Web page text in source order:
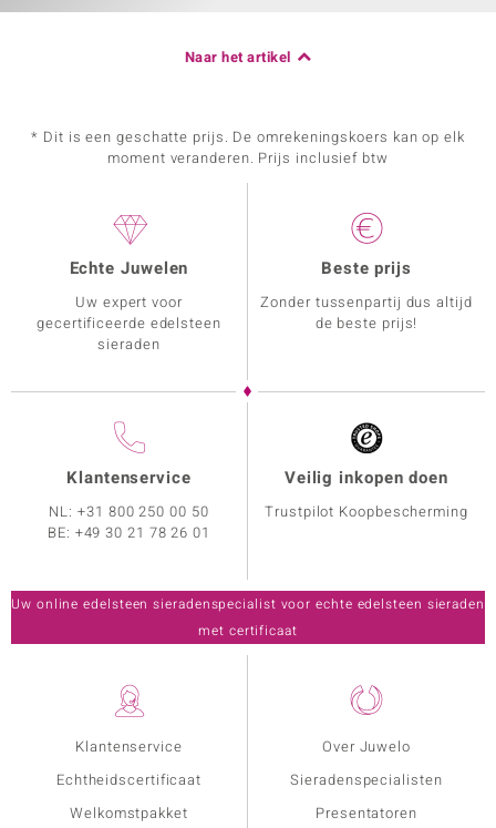
Naar het artikel
* Dit is een geschatte prijs. De omrekeningskoers kan op elk
moment veranderen. Prijs inclusief btw
Klantenservice
Echtheidscertificaat
Welkomstpakket
Over Juwelo
Sieradenspecialisten
Presentatoren
Echte Juwelen
Uw expert voor
gecertificeerde edelsteen
sieraden
Beste prijs
Zonder tussenpartij dus altijd
de beste prijs!
Klantenservice
NL:+31 800 250 00 50
BE: +49 30 21 78 26 01
Veilig inkopen doen
Trustpilot Koopbescherming
Uw online edelsteen sieradenspecialist voor echte edelsteen sieraden
met certificaat